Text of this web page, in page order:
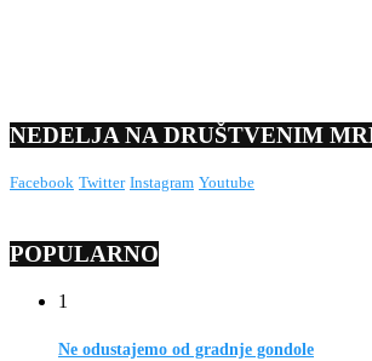
NEDELJA NA DRUŠTVENIM
Facebook Twitter Instagram Youtube
POPULARNO
1
Ne odustajemo od gradnje gondole